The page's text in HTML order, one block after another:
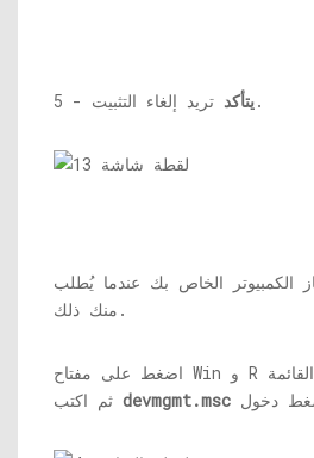
5 - يتأكدتريد إلغاء التثبيت.
الكمبيوتر الخاص بك عندما يُطلب
منك ذلك.
القائمة
devmgmt.msc